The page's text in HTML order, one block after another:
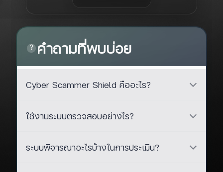
? คำถามที่พบบ่อย
Cyber Scammer Shield คืออะไร?
ใช้งานระบบตรวจสอบอย่างไร?
ระบบพิจารณาอะไรบ้างในการประเมิน?